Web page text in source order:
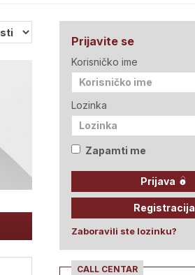
Prijavite se
Korisničko ime
Lozinka
Zapamti me
Prijava
Registracija
Zaboravili ste lozinku?
CALL CENTAR